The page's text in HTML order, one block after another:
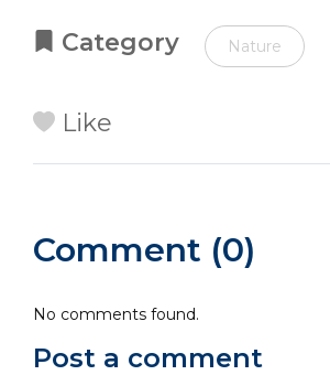
Category Nature
Like
Comment (0)
No comments found.
Post a comment